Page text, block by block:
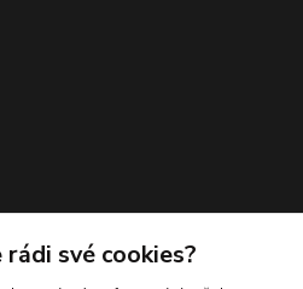
rádi své cookies?